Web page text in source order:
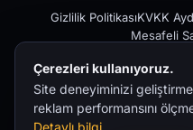
Gizlilik PolitikasıKVKK
Mesafeli
Çerezleri kullanıyoruz.
Site deneyiminizi
reklam performansını
Detaylı bilgi